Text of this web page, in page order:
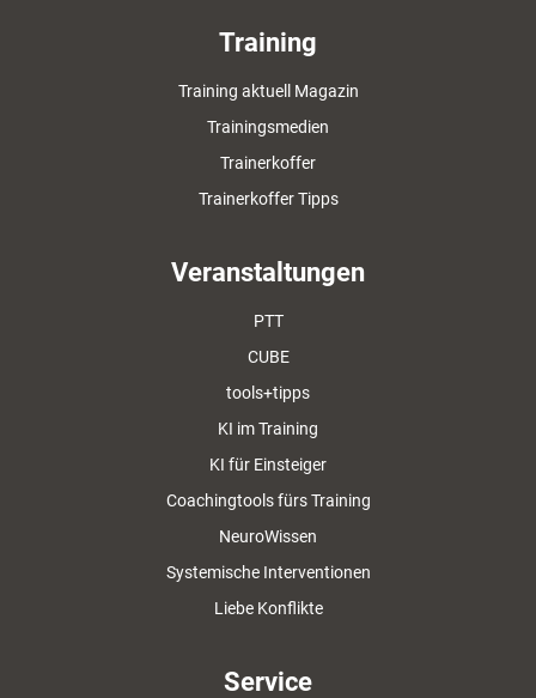
Training
Training aktuell Magazin
Trainingsmedien
Trainerkoffer
Trainerkoffer Tipps
Veranstaltungen
PTT
CUBE
tools+tipps
KI im Training
KI für Einsteiger
Coachingtools fürs Training
NeuroWissen
Systemische Interventionen
Liebe Konflikte
Service